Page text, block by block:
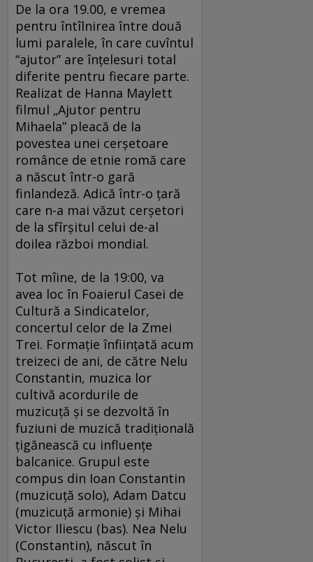
De la ora 19.00, e vremea
pentru întîlnirea între două
lumi paralele, în care cuvîntul
“ajutor” are înţelesuri total
diferite pentru fiecare parte.
Realizat de Hanna Maylett
filmul „Ajutor pentru
Mihaela” pleacă de la
povestea unei cerşetoare
românce de etnie romă care
a născut într-o gară
finlandeză. Adică într-o ţară
care n-a mai văzut cerşetori
de la sfîrşitul celui de-al
doilea război mondial.
Tot mîine, de la 19:00, va
avea loc în Foaierul Casei de
Cultură a Sindicatelor,
concertul celor de la Zmei
Trei. Formație înfiinţată acum
treizeci de ani, de către Nelu
Constantin, muzica lor
cultivă acordurile de
muzicuţă și se dezvoltă în
fuziuni de muzică tradițională
țigănească cu influențe
balcanice. Grupul este
compus din Ioan Constantin
(muzicuță solo), Adam Datcu
(muzicuță armonie) și Mihai
Victor Iliescu (bas). Nea Nelu
(Constantin), născut în